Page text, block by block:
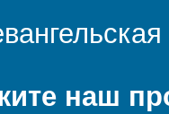
наш